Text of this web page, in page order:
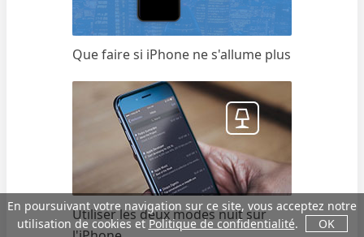
Que faire si iPhone ne s'allume plus
Utiliser les deux modes nuit sur
En poursuivant votre navigation sur ce site, vous acceptez notre
utilisation de cookies etPolitique de confidentialité. OK